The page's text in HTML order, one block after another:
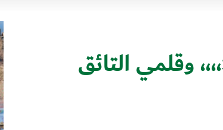
وقلمي التائق